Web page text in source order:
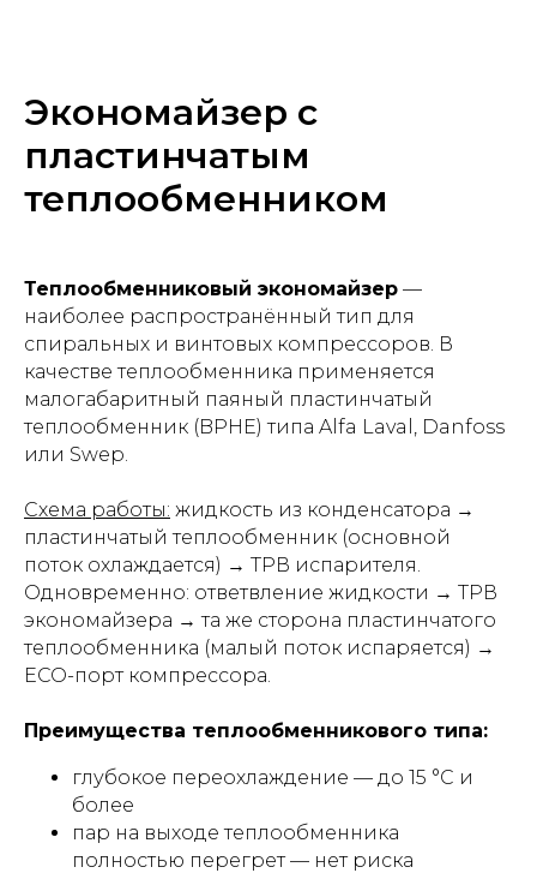
Экономайзер с
пластинчатым
теплообменником
Теплообменниковый экономайзер —
наиболее распространённый тип для
спиральных и винтовых компрессоров. В
качестве теплообменника применяется
малогабаритный паяный пластинчатый
теплообменник (BPHE) типа Alfa Laval, Danfoss
или Swep.
Схема работы: жидкость из конденсатора →
пластинчатый теплообменник (основной
поток охлаждается) → ТРВ испарителя.
Одновременно: ответвление жидкости → ТРВ
экономайзера → та же сторона пластинчатого
теплообменника (малый поток испаряется) →
ECO-порт компрессора.
Преимущества теплообменникового типа:
глубокое переохлаждение — до 15 °C и
более
пар на выходе теплообменника
полностью перегрет — нет риска